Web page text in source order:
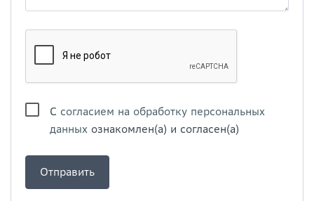
С согласием на обработку персональных
данных ознакомлен(а) и согласен(а)